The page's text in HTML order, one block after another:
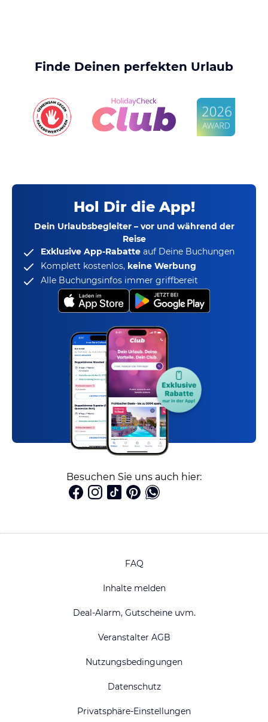
Finde Deinen perfekten Urlaub
Hol Dir die App!
Dein Urlaubsbegleiter – vor und während der
Reise
Exklusive App-Rabatte auf Deine Buchungen
Komplett kostenlos, keine Werbung
Alle Buchungsinfos immer griffbereit
Besuchen Sie uns auch hier:
FAQ
Inhalte melden
Deal-Alarm, Gutscheine uvm.
Veranstalter AGB
Nutzungsbedingungen
Datenschutz
Privatsphäre-Einstellungen